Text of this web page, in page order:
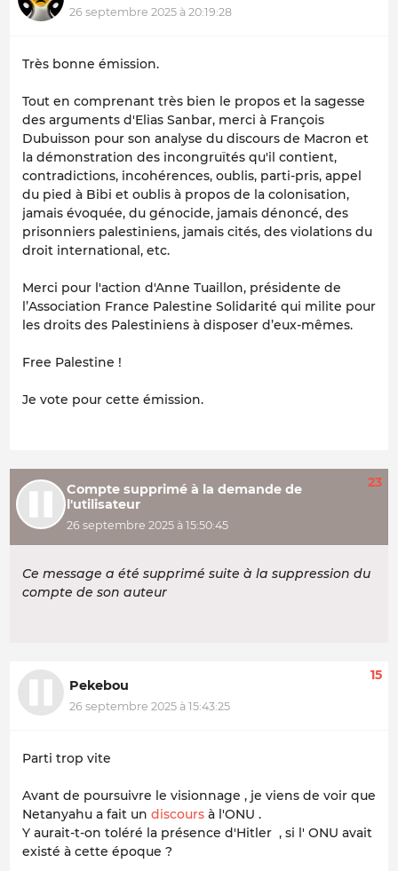
26 septembre 2025 à 20:19:28
Très bonne émission.
Tout en comprenant très bien le propos et la sagesse
des arguments d'Elias Sanbar, merci à François
Dubuisson pour son analyse du discours de Macron et
la démonstration des incongruïtés qu'il contient,
contradictions, incohérences, oublis, parti-pris, appel
du pied à Bibi et oublis à propos de la colonisation,
jamais évoquée, du génocide, jamais dénoncé, des
prisonniers palestiniens, jamais cités, des violations du
droit international, etc.
Merci pour l'action d'Anne Tuaillon, présidente de
l’Association France Palestine Solidarité qui milite pour
les droits des Palestiniens à disposer d’eux-mêmes.
Free Palestine !
Je vote pour cette émission.
Compte supprimé à la demande de
l'utilisateur
26 septembre 2025 à 15:50:45
23
Ce message a été supprimé suite à la suppression du
compte de son auteur
Pekebou
26 septembre 2025 à 15:43:25
15
Parti trop vite
Avant de poursuivre le visionnage , je viens de voir que
Netanyahu a fait un discours à l'ONU .
Y aurait-t-on toléré la présence d'Hitler , si l' ONU avait
existé à cette époque ?